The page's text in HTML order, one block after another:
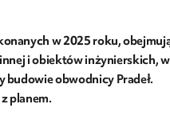
w 2025 roku,
i obiektów inżynierskich,
obwodnicy Pradeł.
planem.